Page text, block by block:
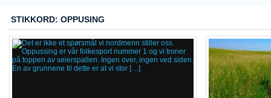
STIKKORD: OPPUSING